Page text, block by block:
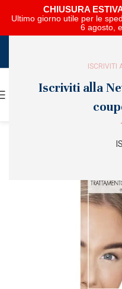
ISCRIVITI
Iscriviti alla
CHIUSURA
Ultimo giorno utile per le
6 agosto,